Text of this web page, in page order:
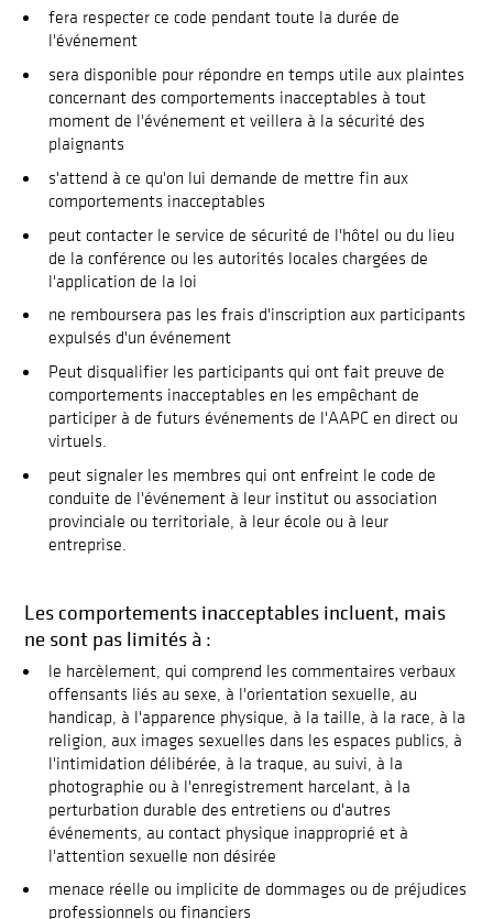
fera respecter ce code pendant toute la durée de
l'événement
sera disponible pour répondre en temps utile aux plaintes
concernant des comportements inacceptables à tout
moment de l'événement et veillera à la sécurité des
plaignants
s'attend à ce qu'on lui demande de mettre fin aux
comportements inacceptables
peut contacter le service de sécurité de l'hôtel ou du lieu
de la conférence ou les autorités locales chargées de
l'application de la loi
ne remboursera pas les frais d'inscription aux participants
expulsés d'un événement
Peut disqualifier les participants qui ont fait preuve de
comportements inacceptables en les empêchant de
participer à de futurs événements de l'AAPC en direct ou
virtuels.
peut signaler les membres qui ont enfreint le code de
conduite de l'événement à leur institut ou association
provinciale ou territoriale, à leur école ou à leur
entreprise.
Les comportements inacceptables incluent, mais
ne sont pas limités à :
le harcèlement, qui comprend les commentaires verbaux
offensants liés au sexe, à l'orientation sexuelle, au
handicap, à l'apparence physique, à la taille, à la race, à la
religion, aux images sexuelles dans les espaces publics, à
l'intimidation délibérée, à la traque, au suivi, à la
photographie ou à l'enregistrement harcelant, à la
perturbation durable des entretiens ou d'autres
événements, au contact physique inapproprié et à
l'attention sexuelle non désirée
menace réelle ou implicite de dommages ou de préjudices
professionnels ou financiers